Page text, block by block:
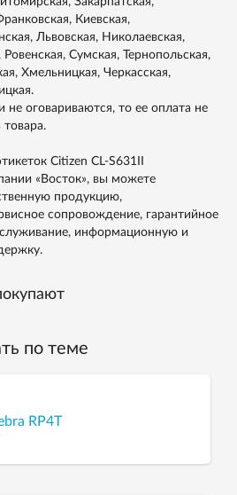
Киевская,
Львовская, Николаевская,
Сумская, Тернопольская,
Хмельницкая, Черкасская,
не оговариваются, то ее оплата не
Citizen CL-S631II
«Восток», вы можете
продукцию,
сопровождение, гарантийное
информационную и
по теме
RP4T